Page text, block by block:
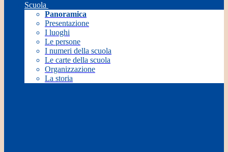
Scuola
Panoramica
Presentazione
I luoghi
Le persone
I numeri della scuola
Le carte della scuola
Organizzazione
La storia